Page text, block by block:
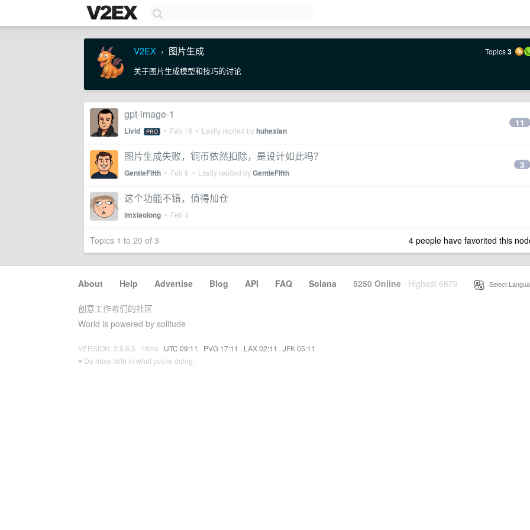
V2EX › 图片生成 Topics3
关于图片生成模型和技巧的讨论
gpt-image-1
Livid PRO • Feb 18 • Lastly replied byhuhexian
11
图片生成失败，铜币依然扣除，是设计如此吗？
GentleFifth • Feb 6 • Lastly replied byGentleFifth
3
这个功能不错，值得加仓
imxiaolong • Feb 4
Topics 1 to 20 of 3 4 people have favorited this
About · Help · Advertise · Blog · API · FAQ · Solana · 5250 Online Highest 6679 Select
创意工作者们的社区
World is powered by solitude
VERSION: 3.9.8.5 · 18ms · UTC 09:11 · PVG 17:11 · LAX 02:11 · JFK 05:11
♥ Do have faith in what you're doing.